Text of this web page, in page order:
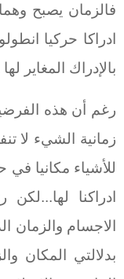
فالزمان يصبح
ادراكا حركيا
بالإدراك المغاير
رغم أن هذه
زمانية الشيء لا
للأشياء مكانيا
ادراكنا
الاجسام والزمان
بدلالتي المكان